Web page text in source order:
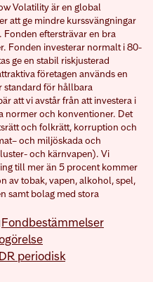
Volatility är en global
att ge mindre kurssvängningar
eftersträvar en bra
Fonden investerar normalt i 80-
ge en stabil riskjusterad
företagen används en
standard för hållbara
att vi avstår från att investera i
normer och konventioner. Det
och folkrätt, korruption och
och miljöskada och
och kärnvapen). Vi
till mer än 5 procent kommer
av tobak, vapen, alkohol, spel,
samt bolag med stora
öppnas nytt fönster
Fondbestämmelser
fönster
nytt fönster
periodisk